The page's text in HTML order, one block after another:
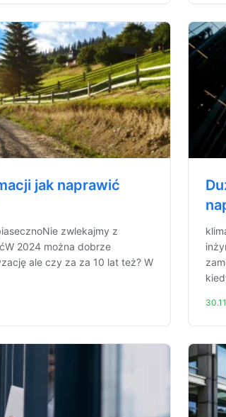
jak naprawić
zwlekajmy z
2024 można dobrze
ale czy za za 10 lat też? W